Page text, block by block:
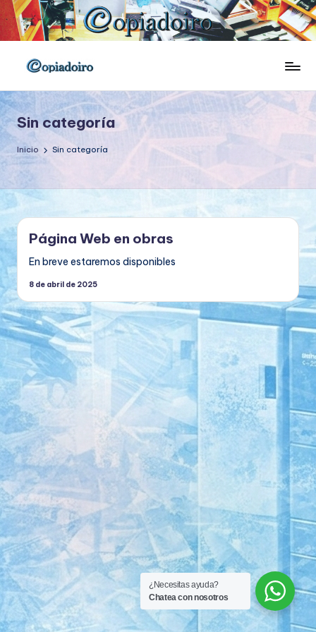
Saltar
contenido
o
p
i
a
d
o
ir
o
copistería
en
Vigo
Sin categoría
Inicio Sin categoría
Página Web en obras
En breve estaremos disponibles
8 de abril de 2025
¿Necesitas ayuda?
Chatea con nosotros